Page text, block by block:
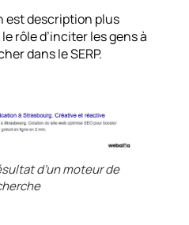
est description plus
rôle d’inciter les gens à
dans le SERP.
d’un moteur de